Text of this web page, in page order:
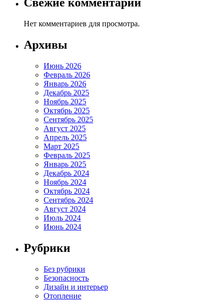
Свежие комментарии
Нет комментариев для просмотра.
Архивы
Июнь 2026
Февраль 2026
Январь 2026
Декабрь 2025
Ноябрь 2025
Октябрь 2025
Сентябрь 2025
Август 2025
Апрель 2025
Март 2025
Февраль 2025
Январь 2025
Декабрь 2024
Ноябрь 2024
Октябрь 2024
Сентябрь 2024
Август 2024
Июль 2024
Июнь 2024
Рубрики
Без рубрики
Безопасность
Дизайн и интерьер
Отопление